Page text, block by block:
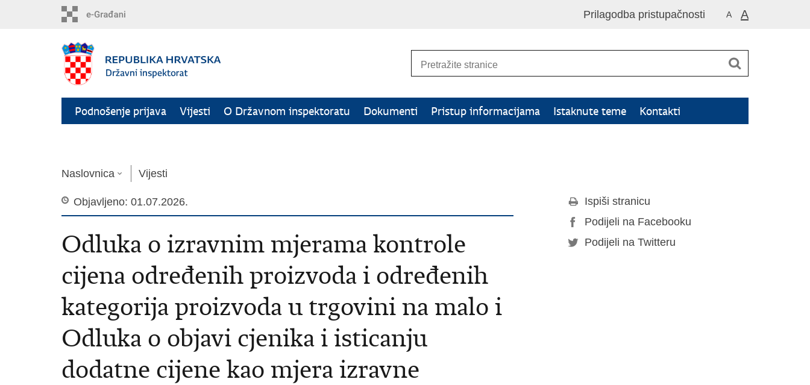
A A
Prilagodba pristupačnosti
Podnošenje prijava Vijesti O Državnom inspektoratu Dokumenti Pristup informacijama Istaknute teme
Kontakti
Naslovnica Vijesti
Objavljeno: 01.07.2026.
Odluka o izravnim mjerama kontrole
cijena određenih proizvoda i određenih
kategorija proizvoda u trgovini na malo i
Odluka o objavi cjenika i isticanju
dodatne cijene kao mjera izravne
Ispiši stranicu
Podijeli na Facebooku
Podijeli na Twitteru